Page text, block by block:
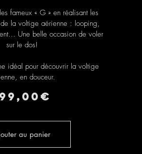
fameux « G » en réalisant les
la voltige aérienne : looping,
Une belle occasion de voler
sur le dos!
idéal pour découvrir la voltige
en douceur.
9,00€
au panier